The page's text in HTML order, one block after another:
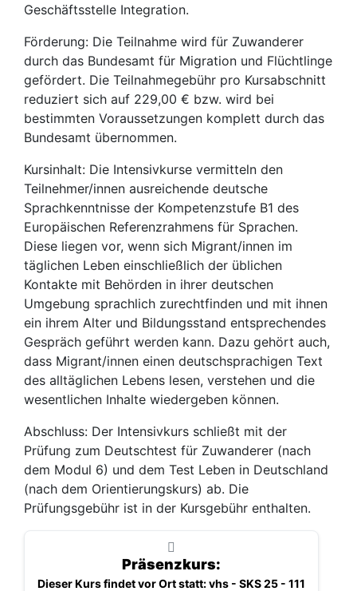
Geschäftsstelle Integration.
Förderung: Die Teilnahme wird für Zuwanderer
durch das Bundesamt für Migration und Flüchtlinge
gefördert. Die Teilnahmegebühr pro Kursabschnitt
reduziert sich auf 229,00 € bzw. wird bei
bestimmten Voraussetzungen komplett durch das
Bundesamt übernommen.
Kursinhalt: Die Intensivkurse vermitteln den
Teilnehmer/innen ausreichende deutsche
Sprachkenntnisse der Kompetenzstufe B1 des
Europäischen Referenzrahmens für Sprachen.
Diese liegen vor, wenn sich Migrant/innen im
täglichen Leben einschließlich der üblichen
Kontakte mit Behörden in ihrer deutschen
Umgebung sprachlich zurechtfinden und mit ihnen
ein ihrem Alter und Bildungsstand entsprechendes
Gespräch geführt werden kann. Dazu gehört auch,
dass Migrant/innen einen deutschsprachigen Text
des alltäglichen Lebens lesen, verstehen und die
wesentlichen Inhalte wiedergeben können.
Abschluss: Der Intensivkurs schließt mit der
Prüfung zum Deutschtest für Zuwanderer (nach
dem Modul 6) und dem Test Leben in Deutschland
(nach dem Orientierungskurs) ab. Die
Prüfungsgebühr ist in der Kursgebühr enthalten.
Präsenzkurs:
Dieser Kurs findet vor Ort statt: vhs - SKS 25 - 111